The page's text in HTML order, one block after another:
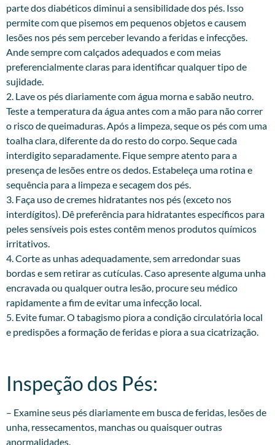
parte dos diabéticos diminui a sensibilidade dos pés. Isso
permite com que pisemos em pequenos objetos e causem
lesões nos pés sem perceber levando a feridas e infecções.
Ande sempre com calçados adequados e com meias
preferencialmente claras para identificar qualquer tipo de
sujidade.
2. Lave os pés diariamente com água morna e sabão neutro.
Teste a temperatura da água antes com a mão para não correr
o risco de queimaduras. Após a limpeza, seque os pés com uma
toalha clara, diferente da do resto do corpo. Seque cada
interdigito separadamente. Fique sempre atento para a
presença de lesões entre os dedos. Estabeleça uma rotina e
sequência para a limpeza e secagem dos pés.
3. Faça uso de cremes hidratantes nos pés (exceto nos
interdígitos). Dê preferência para hidratantes específicos para
peles sensíveis pois estes contêm menos produtos químicos
irritativos.
4. Corte as unhas adequadamente, sem arredondar suas
bordas e sem retirar as cutículas. Caso apresente alguma unha
encravada ou qualquer outra lesão, procure seu médico
rapidamente a fim de evitar uma infecção local.
5. Evite fumar. O tabagismo piora a condição circulatória local
e predispões a formação de feridas e piora a sua cicatrização.
Inspeção dos Pés:​
– Examine seus pés diariamente em busca de feridas, lesões de
unha, ressecamentos, manchas ou quaisquer outras
anormalidades.